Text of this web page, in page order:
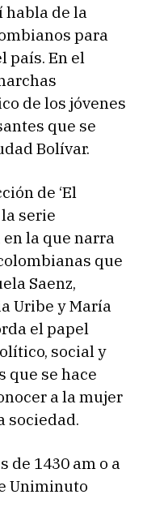
habla de la
para
país. En el
de los jóvenes
que se
Bolívar.
de ‘El
serie
en la que narra
que
Saenz,
Uribe y María
el papel
social y
que se hace
a la mujer
sociedad.
de 1430 am o a
Uniminuto